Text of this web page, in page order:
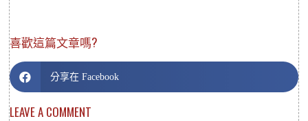
喜歡這篇文章嗎?
分享在 Facebook
LEAVE A COMMENT